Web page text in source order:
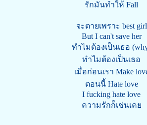
รักมันทำให้ Fall
จะตายเพราะ best girl
But I can't save her
ทำไมต้องเป็นเธอ
ทำไมต้องเป็นเธอ
เมื่อก่อนเรา Make
ตอนนี้ Hate love
I fucking hate love
ความรักก็เช่นเคย